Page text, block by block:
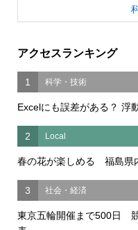
アクセスランキング
1 科学・技術
Excelにも誤差がある？ 浮
2 Local
春の花が楽しめる 福島県
3 社会・経済
東京五輪開催まで500日